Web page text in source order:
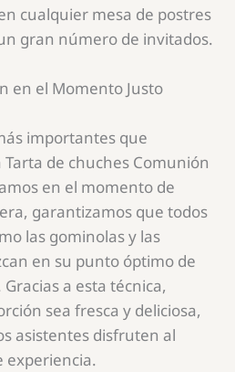
cualquier mesa de postres
gran número de invitados.
en el Momento Justo
importantes que
Tarta de chuches Comunión
en el momento de
garantizamos que todos
las gominolas y las
en su punto óptimo de
a esta técnica,
sea fresca y deliciosa,
asistentes disfruten al
experiencia.